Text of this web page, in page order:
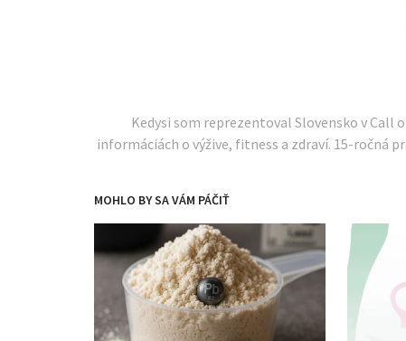
Kedysi som reprezentoval Slovensko v Call
informáciách o výžive, fitness a zdraví. 15-ročná
MOHLO BY SA VÁM PÁČIŤ